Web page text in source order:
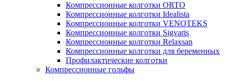
Компрессионные колготки ORTO
Компрессионные колготки Idealista
Компрессионные колготки VENOTEKS
Компрессионные колготки Sigvaris
Компрессионные колготки Relaxsan
Компрессионные колготки для беременных
Профилактические колготки
Компрессионные гольфы